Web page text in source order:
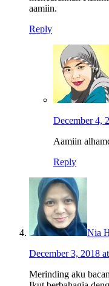
aamiin.
Reply
December 4,
Aamiin
Reply
Nia
December 3, 2018
Merinding aku